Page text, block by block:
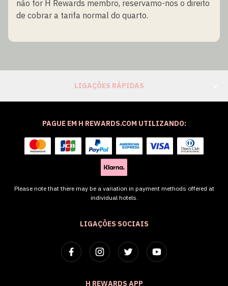
não for H Rewards membro, reservamo-nos o direito
de cobrar a tarifa normal do quarto.
LIGAÇÕES RÁPIDAS
LIGAÇÕES SOCIAIS
H REWARDS APP
PAGUE EM H REWARDS.COM UTILIZANDO:
Please note that there may be a variation in payment methods offered at
individual hotels.